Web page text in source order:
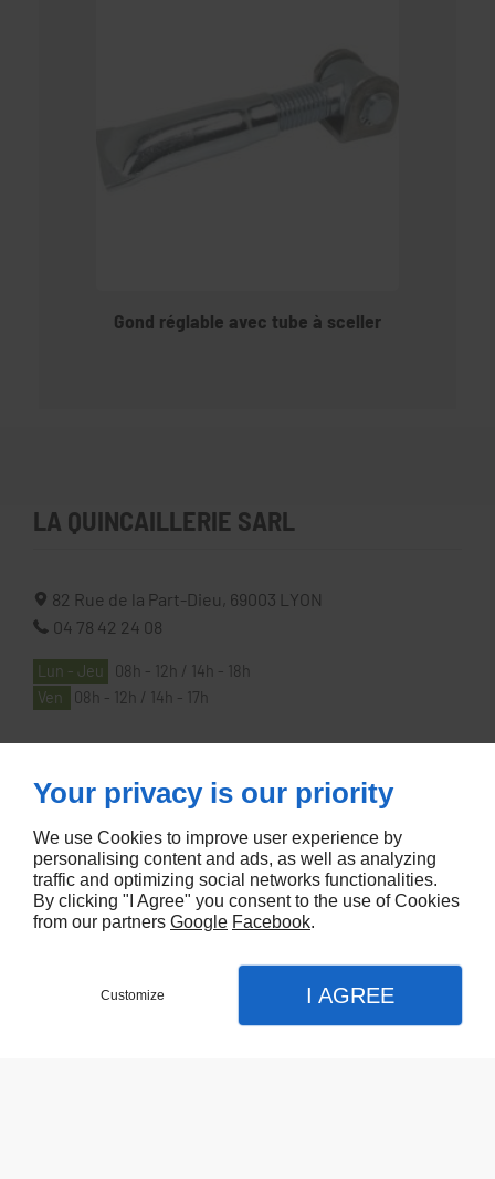
Gond réglable avec tube à sceller
LA QUINCAILLERIE SARL
82 Rue de la Part-Dieu, 69003
LYON
04 78 42 24 08
Lun - Jeu
08h - 12h / 14h - 18h
Ven
08h - 12h / 14h - 17h
À PROPOS
Accueil
Contactez-nous
Mentions légales
Plan du site
Your privacy is our priority
We use Cookies to improve user experience by
personalising content and ads, as well as analyzing
traffic and optimizing social networks functionalities.
By clicking "I Agree" you consent to the use of Cookies
from our partners Google Facebook.
Customize I AGREE